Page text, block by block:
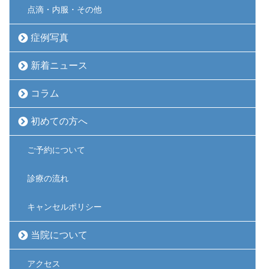
点滴・内服・その他
症例写真
新着ニュース
コラム
初めての方へ
ご予約について
診療の流れ
キャンセルポリシー
当院について
アクセス